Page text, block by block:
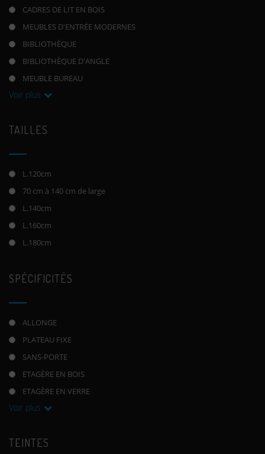
CADRES DE LIT EN BOIS
MEUBLES D'ENTRÉE MODERNES
BIBLIOTHÈQUE
BIBLIOTHÈQUE D'ANGLE
MEUBLE BUREAU
Voir plus
TAILLES
L.120cm
70 cm à 140 cm de large
L.140cm
L.160cm
L.180cm
SPÉCIFICITÉS
ALLONGE
PLATEAU FIXE
SANS-PORTE
ETAGÈRE EN BOIS
ETAGÈRE EN VERRE
Voir plus
TEINTES